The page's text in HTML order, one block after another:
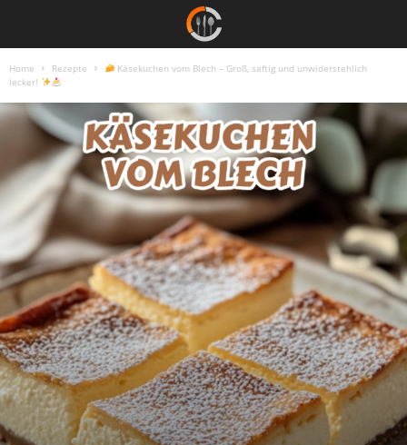
Home Rezepte
Käsekuchen vom Blech – Groß, saftig und unwiderstehlich
lecker!